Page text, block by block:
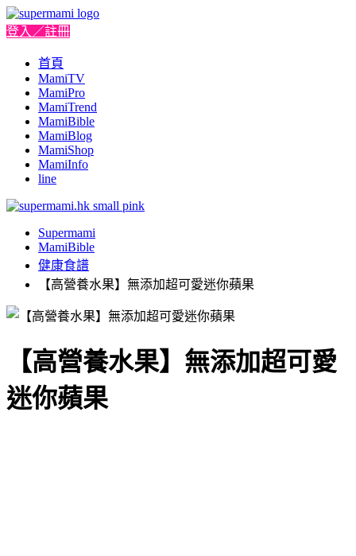
登入／註冊
首頁
MamiTV
MamiPro
MamiTrend
MamiBible
MamiBlog
MamiShop
MamiInfo
line
Supermami
MamiBible
健康食譜
【高營養水果】無添加超可愛迷你蘋果
【高營養水果】無添加超可愛
迷你蘋果